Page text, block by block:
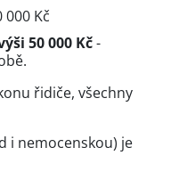
000 Kč
50 000 Kč-
řidiče, všechny
i nemocenskou) je